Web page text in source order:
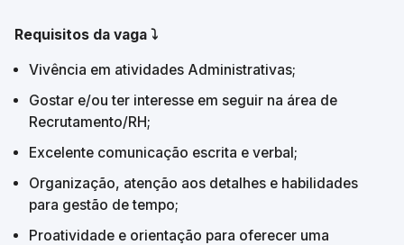
Requisitos da vaga ⤵️
Vivência em atividades Administrativas;
Gostar e/ou ter interesse em seguir na área de
Recrutamento/RH;
Excelente comunicação escrita e verbal;
Organização, atenção aos detalhes e habilidades
para gestão de tempo;
Proatividade e orientação para oferecer uma